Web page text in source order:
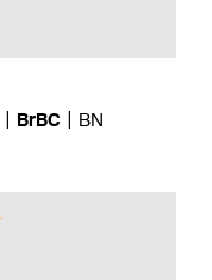
BrBC BN